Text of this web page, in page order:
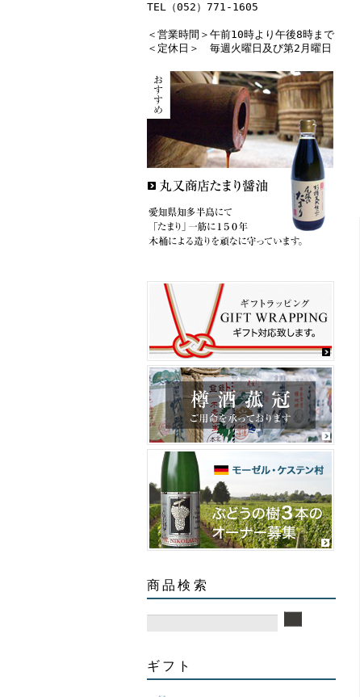
TEL（052）771-1605
＜営業時間＞午前10時より午後8時まで
＜定休日＞ 毎週火曜日及び第2月曜日
商品検索
ギフト